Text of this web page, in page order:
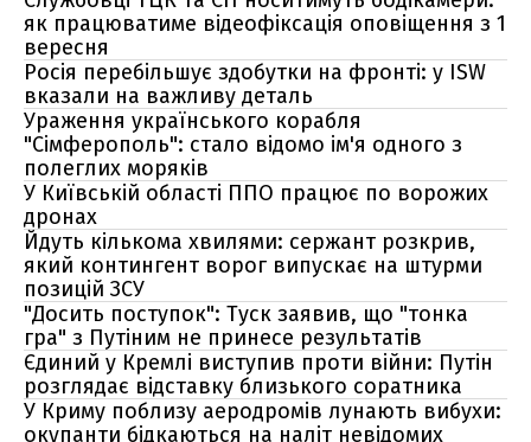
як працюватиме відеофіксація оповіщення з 1
вересня
Росія перебільшує здобутки на фронті: у ISW
вказали на важливу деталь
Ураження українського корабля
"Сімферополь": стало відомо ім'я одного з
полеглих моряків
У Київській області ППО працює по ворожих
дронах
Йдуть кількома хвилями: сержант розкрив,
який контингент ворог випускає на штурми
позицій ЗСУ
"Досить поступок": Туск заявив, що "тонка
гра" з Путіним не принесе результатів
Єдиний у Кремлі виступив проти війни: Путін
розглядає відставку близького соратника
У Криму поблизу аеродромів лунають вибухи:
окупанти бідкаються на наліт невідомих